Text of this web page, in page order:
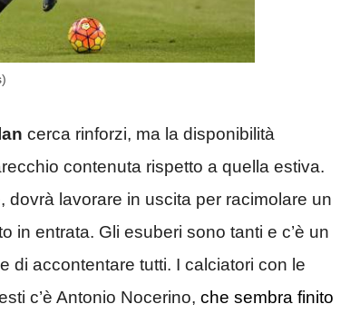
cerca rinforzi, ma la disponibilità
contenuta rispetto a quella estiva.
dovrà lavorare in uscita per racimolare un
in entrata. Gli esuberi sono tanti e c’è un
di accontentare tutti. I calciatori con le
c’è Antonio Nocerino, che sembra finito